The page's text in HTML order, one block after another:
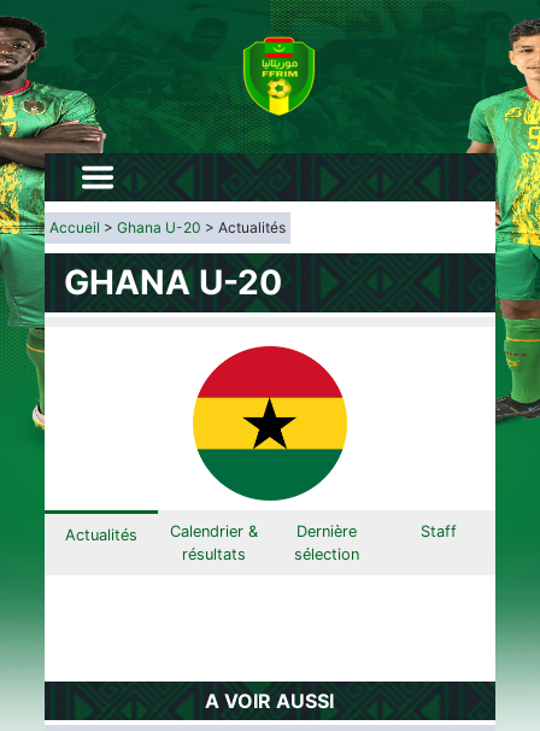
Accueil >Ghana U-20 > Actualités
GHANA U-20
Actualités
Calendrier &
résultats
Dernière
sélection
Staff
A VOIR AUSSI